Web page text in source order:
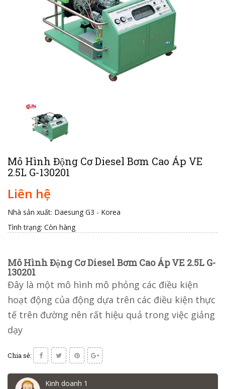
Mô Hình Động Cơ Diesel Bơm Cao Áp VE
2.5L G-130201
Liên hệ
Nhà sản xuất: Daesung G3 - Korea
Tình trạng: Còn hàng
Mô Hình Động Cơ Diesel Bơm Cao Áp VE 2.5L G-
130201
Đây là một mô hình mô phỏng các điều kiện
hoạt động của động dựa trên các điều kiện thực
tế trên đường nên rất hiệu quả trong việc giảng
dạy
Chia sẻ:
Kinh doanh 1